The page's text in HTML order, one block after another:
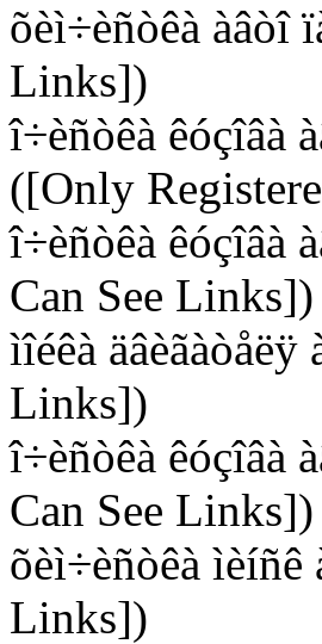
õèì÷èñòêà àâòî
Links])
î÷èñòêà êóçîâà
([Only
î÷èñòêà êóçîâà
Can See Links])
ìîéêà
Links])
î÷èñòêà êóçîâà
Can See Links])
õèì÷èñòêà ìèíñê
Links])